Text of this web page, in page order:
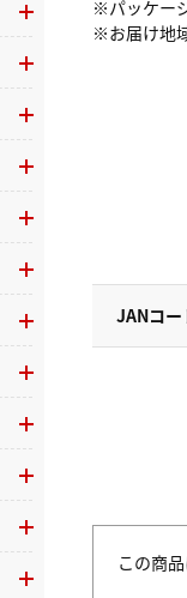
※パッケー
※お届け地
JANコー
この商